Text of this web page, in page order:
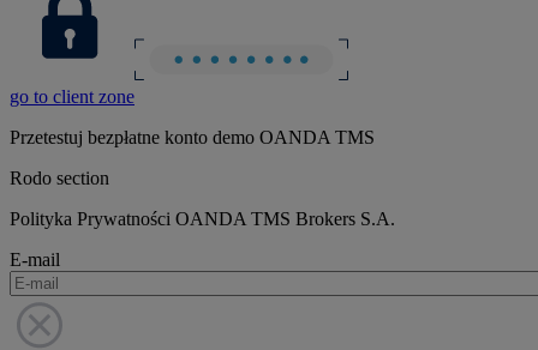
go to client zone
Przetestuj bezpłatne konto demo OANDA TMS
Rodo section
Polityka Prywatności OANDA TMS Brokers S.A.
E-mail